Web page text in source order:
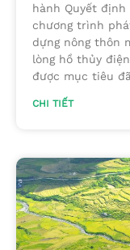
hành Quyết định
chương trình
dựng nông thôn
lòng hồ thủy
được mục tiêu
CHI TIẾT